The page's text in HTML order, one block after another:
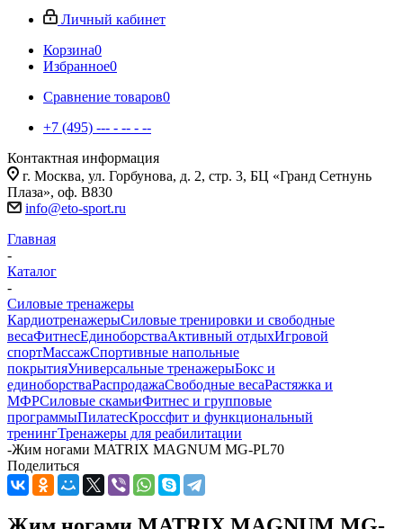
Личный кабинет
Корзина0
Избранное0
Сравнение товаров0
+7 (495) --- - -- - --
Контактная информация
г. Москва, ул. Горбунова, д. 2, стр. 3, БЦ «Гранд Сетнунь
Плаза», оф. В830
info@eto-sport.ru
Главная
-
Каталог
-
Силовые тренажеры
КардиотренажерыСиловые тренировки и свободные
весаФитнесЕдиноборстваАктивный отдыхИгровой
спортМассажСпортивные напольные
покрытияУниверсальные тренажерыБокс и
единоборстваРаспродажаСвободные весаРастяжка и
МФРСиловые скамьиФитнес и групповые
программыПилатесКроссфит и функциональный
тренингТренажеры для реабилитации
-Жим ногами MATRIX MAGNUM MG-PL70
Поделиться